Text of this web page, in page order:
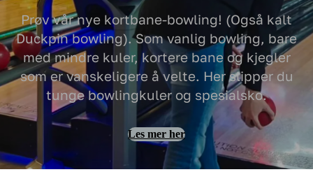
Prøv vår nye kortbane-bowling! (Også kalt
Duckpin bowling). Som vanlig bowling, bare
med mindre kuler, kortere bane og kjegler
som er vanskeligere å velte. Her slipper du
tunge bowlingkuler og spesialsko.
Les mer her